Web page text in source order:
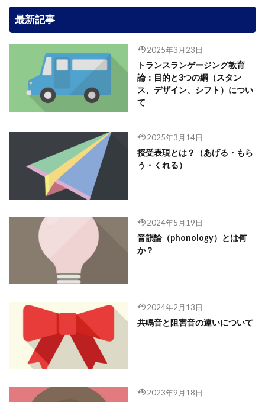
最新記事
2025年3月23日
トランスランゲージング教育
論：目的と3つの綱（スタン
ス、デザイン、シフト）につい
て
2025年3月14日
授受表現とは？（あげる・もら
う・くれる）
2024年5月19日
音韻論（phonology）とは何
か？
2024年2月13日
共鳴音と阻害音の違いについて
2023年9月18日